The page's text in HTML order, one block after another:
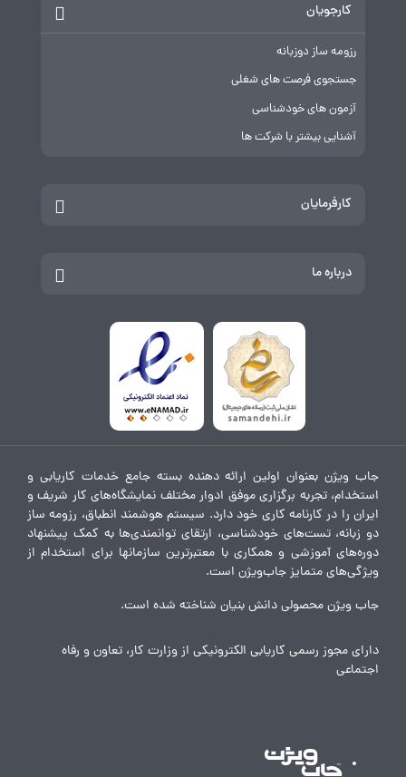
کارجویان
رزومه ساز دوزبانه
جستجوی فرصت های شغلی
آزمون های خودشناسی
آشنایی بیشتر با شرکت ها
کارفرمایان
درباره ما
جاب ویژن بعنوان اولین ارائه دهنده بسته جامع خدمات کاریابی و
استخدام، تجربه برگزاری موفق ادوار مختلف نمایشگاه‌های کار شریف و
ایران را در کارنامه کاری خود دارد. سیستم هوشمند انطباق، رزومه ساز
دو زبانه، تست‌های خودشناسی، ارتقای توانمندی‌ها به کمک پیشنهاد
دوره‌های آموزشی و همکاری با معتبرترین سازمانها برای استخدام از
ویژگی‌های متمایز جاب‌ویژن است.
جاب ویژن محصولی دانش بنیان شناخته شده است.
دارای مجوز رسمی کاریابی الکترونیکی از وزارت کار، تعاون و رفاه
اجتماعی